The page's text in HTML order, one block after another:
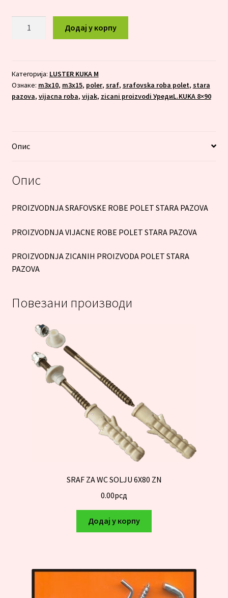
количина
Додај у корпу
Категорија: LUSTER KUKA M
Ознаке: m3x10, m3x15, poler, sraf, srafovska roba polet, stara
pazova, vijacna roba, vijak, zicani proizvodi УредиL.KUKA 8×90
Опис
Опис
PROIZVODNJA SRAFOVSKE ROBE POLET STARA PAZOVA
PROIZVODNJA VIJACNE ROBE POLET STARA PAZOVA
PROIZVODNJA ZICANIH PROIZVODA POLET STARA
PAZOVA
Повезани производи
SRAF ZA WC SOLJU 6X80 ZN
0.00рсд
Додај у корпу